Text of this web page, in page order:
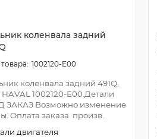
коленвала задний
1002120-E00
коленвала задний 491Q,
HAVAL 1002120-E00.Детали
ЗАКАЗ Возможно изменение
Оплата заказа произв..
двигателя